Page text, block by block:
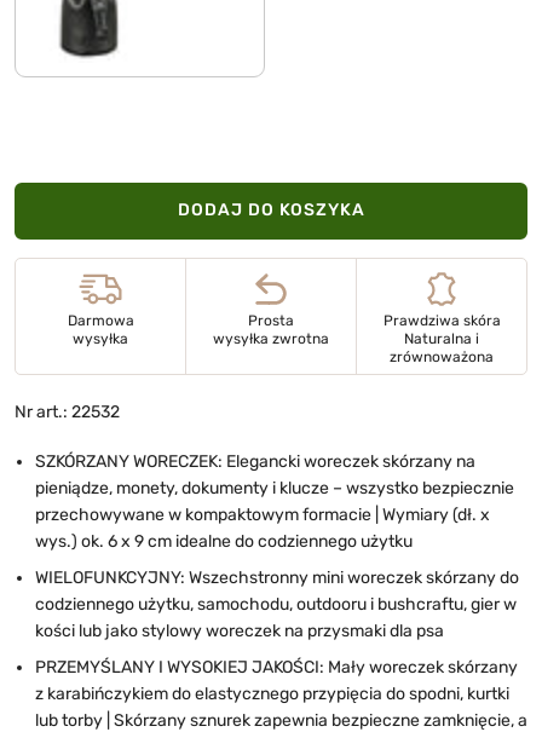
czarny
DODAJ DO KOSZYKA
Darmowa
wysyłka
Prosta
wysyłka zwrotna
Prawdziwa skóra
Naturalna i
zrównoważona
Nr art.: 22532
SZKÓRZANY WORECZEK: Elegancki woreczek skórzany na
pieniądze, monety, dokumenty i klucze – wszystko bezpiecznie
przechowywane w kompaktowym formacie | Wymiary (dł. x
wys.) ok. 6 x 9 cm idealne do codziennego użytku
WIELOFUNKCYJNY: Wszechstronny mini woreczek skórzany do
codziennego użytku, samochodu, outdooru i bushcraftu, gier w
kości lub jako stylowy woreczek na przysmaki dla psa
PRZEMYŚLANY I WYSOKIEJ JAKOŚCI: Mały woreczek skórzany
z karabińczykiem do elastycznego przypięcia do spodni, kurtki
lub torby | Skórzany sznurek zapewnia bezpieczne zamknięcie, a